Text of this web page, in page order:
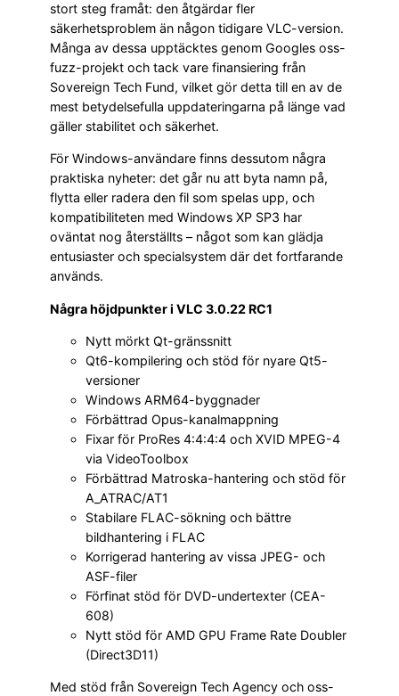
stort steg framåt: den åtgärdar fler
säkerhetsproblem än någon tidigare VLC-version.
Många av dessa upptäcktes genom Googles oss-
fuzz-projekt och tack vare finansiering från
Sovereign Tech Fund, vilket gör detta till en av de
mest betydelsefulla uppdateringarna på länge vad
gäller stabilitet och säkerhet.
För Windows-användare finns dessutom några
praktiska nyheter: det går nu att byta namn på,
flytta eller radera den fil som spelas upp, och
kompatibiliteten med Windows XP SP3 har
oväntat nog återställts – något som kan glädja
entusiaster och specialsystem där det fortfarande
används.
Några höjdpunkter i VLC 3.0.22 RC1
Nytt mörkt Qt-gränssnitt
Qt6-kompilering och stöd för nyare Qt5-
versioner
Windows ARM64-byggnader
Förbättrad Opus-kanalmappning
Fixar för ProRes 4:4:4:4 och XVID MPEG-4
via VideoToolbox
Förbättrad Matroska-hantering och stöd för
A_ATRAC/AT1
Stabilare FLAC-sökning och bättre
bildhantering i FLAC
Korrigerad hantering av vissa JPEG- och
ASF-filer
Förfinat stöd för DVD-undertexter (CEA-
608)
Nytt stöd för AMD GPU Frame Rate Doubler
(Direct3D11)
Med stöd från Sovereign Tech Agency och oss-